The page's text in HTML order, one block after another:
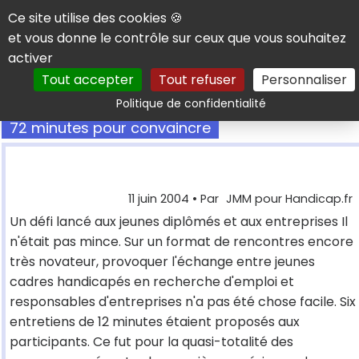
Panneau de gestion des cookies
Ce site utilise des cookies 🍪
et vous donne le contrôle sur ceux que vous souhaitez
activer
Tout accepter
Tout refuser Personnaliser
Politique de confidentialitéRechercher
72 minutes pour convaincre
11 juin 2004 • Par JMM pour Handicap.fr
Un défi lancé aux jeunes diplômés et aux entreprises Il
n'était pas mince. Sur un format de rencontres encore
très novateur, provoquer l'échange entre jeunes
cadres handicapés en recherche d'emploi et
responsables d'entreprises n'a pas été chose facile. Six
entretiens de 12 minutes étaient proposés aux
participants. Ce fut pour la quasi-totalité des